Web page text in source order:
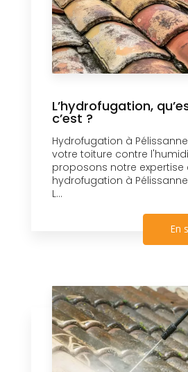
L’hydrofugation,
c’est ?
Hydrofugation à
votre toiture contre
proposons notre expertise
hydrofugation à
L...
En